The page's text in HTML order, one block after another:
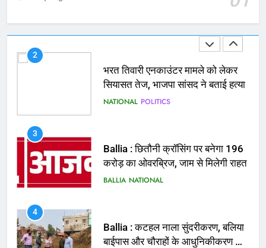
बचाने के लिए छात्रों ने लगाई छलांग, कई
घायल
ACCIDENT BUSINESS
2
भरत तिवारी एनकाउंटर मामले को लेकर
सियासत तेज, भाजपा सांसद ने बताई हत्या
NATIONAL POLITICS
3
Ballia : छितौनी क्रॉसिंग पर बनेगा 196
करोड़ का ओवरब्रिज, जाम से मिलेगी राहत
BALLIA NATIONAL
4
Ballia : कटहल नाला सुंदरीकरण, बलिया
बाईपास और चौराहों के आधुनिकीकरण की